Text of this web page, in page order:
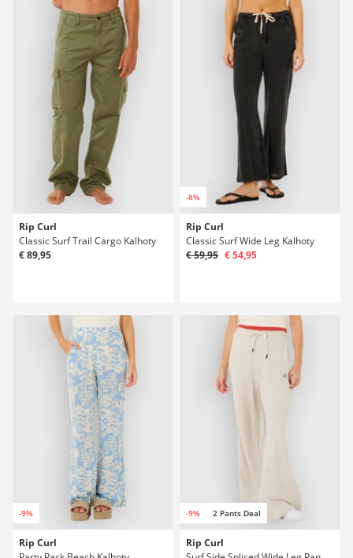
Rip Curl
Classic Surf Trail Cargo Kalhoty
€ 89,95
-8%
Rip Curl
Classic Surf Wide Leg Kalhoty
€ 59,95 € 54,95
-9%
Rip Curl
-9% 2 Pants Deal
Rip Curl